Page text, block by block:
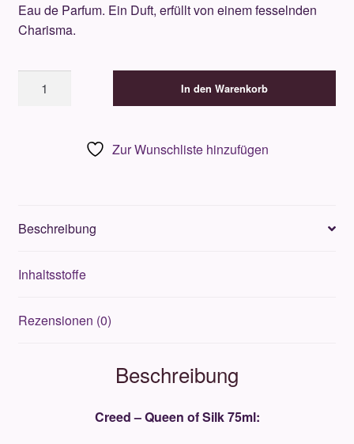
Eau de Parfum. Ein Duft, erfüllt von einem fesselnden
Charisma.
Queen
In den Warenkorb
Zur Wunschliste hinzufügen
Beschreibung
Inhaltsstoffe
Rezensionen (0)
Beschreibung
Creed – Queen of Silk 75ml: